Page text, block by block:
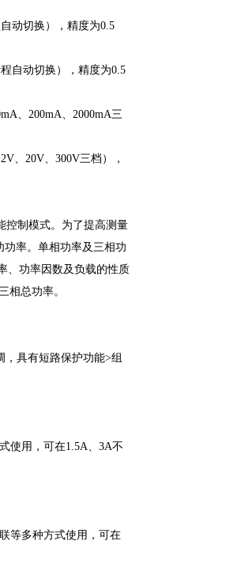
动切换），精度为0.5
自动切换），精度为0.5
、200mA、2000mA三
、20V、300V三档），
控制模式。为了提高测量
率。单相功率及三相功
、功率因数及负载的性质
相总功率。
具有短路保护功能>组
使用，可在1.5A、3A不
等多种方式使用，可在